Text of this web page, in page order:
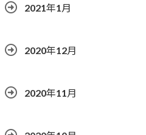
2021年1月
2020年12月
2020年11月